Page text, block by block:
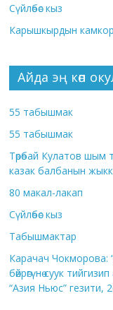
Сүйлөбөс кыз
Карышкырдын
Айда эң көп
55 табышмак
55 табышмак
Төрөбай Кулатов шым
казак балбанын
80 макал-лакап
Сүйлөбөс кыз
Табышмактар
Карачач Чокморова:
бөйрөгүнө суук
“Азия Ньюс” гезити,